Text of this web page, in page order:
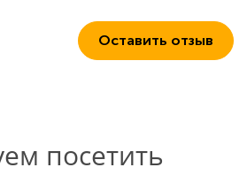
Оставить отзыв
посетить